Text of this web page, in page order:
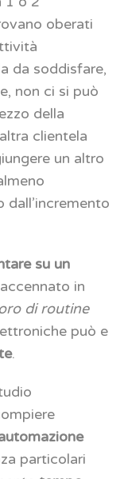
oberati
da soddisfare,
non ci si può
della
clientela
un altro
dall’incremento
su un
in
di routine
può e
.
particolari